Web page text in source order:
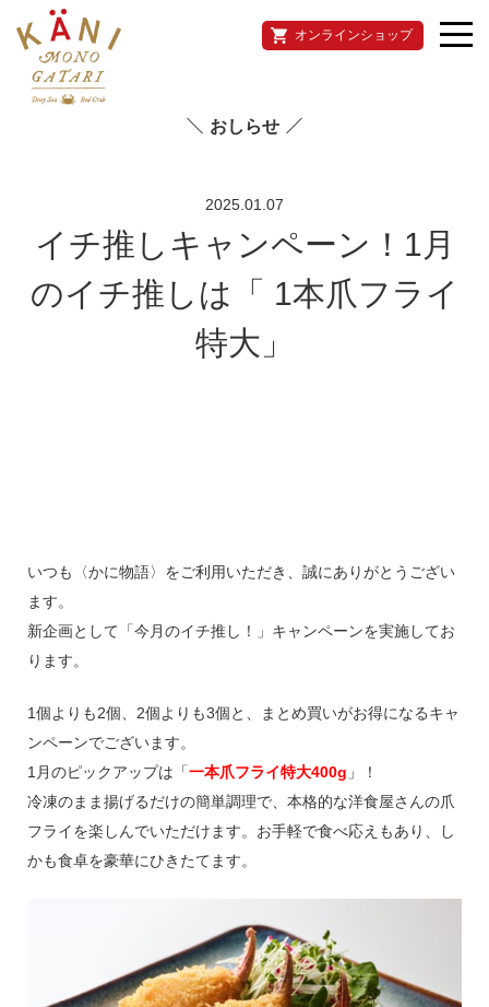
オンラインショップ
おしらせ
2025.01.07
イチ推しキャンペーン！1月
のイチ推しは「 1本爪フライ
特大」
いつも〈かに物語〉をご利用いただき、誠にありがとうござい
ます。
新企画として「今月のイチ推し！」キャンペーンを実施してお
ります。
1個よりも2個、2個よりも3個と、まとめ買いがお得になるキャ
ンペーンでございます。
1月のピックアップは「一本爪フライ特大400g 」！
冷凍のまま揚げるだけの簡単調理で、本格的な洋食屋さんの爪
フライを楽しんでいただけます。お手軽で食べ応えもあり、し
かも食卓を豪華にひきたてます。